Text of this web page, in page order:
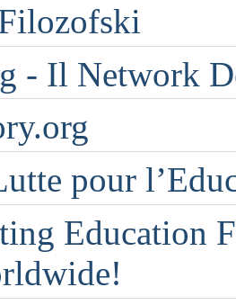
- Il Network
pour
Education